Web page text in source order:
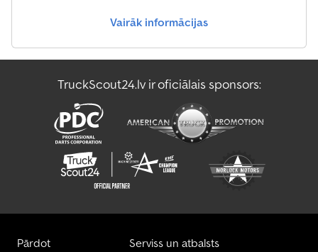
Vairāk informācijas
TruckScout24.lv ir oficiālais sponsors:
Pārdot Serviss un atbalsts